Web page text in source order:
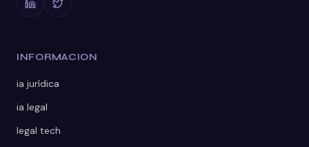
INFORMACION
ia jurídica
ia legal
legal tech